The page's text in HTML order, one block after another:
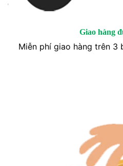
Giao hàng
Miễn phí giao hàng trên 3